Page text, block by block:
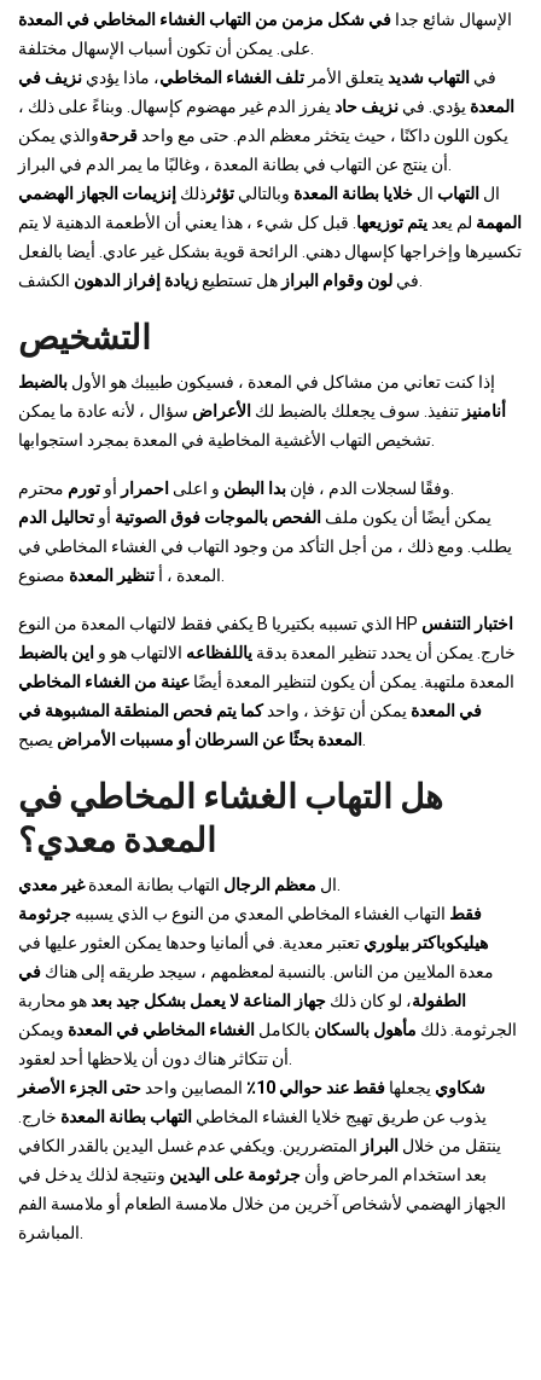
الإسهال شائع جدا في شكل مزمن من التهاب الغشاء المخاطي في المعدة
في التهاب شديد يتعلق الأمر تلف الغشاء المخاطي، ماذا يؤدي نزيف في
المعدة يؤدي. في نزيف حاد يفرز الدم غير مهضوم كإسهال. وبناءً على ذلك ،
يكون اللون داكنًا ، حيث يتخثر معظم الدم. حتى مع واحد قرحةوالذي يمكن
ال التهاب ال خلايا بطانة المعدة وبالتالي تؤثر ذلك إنزيمات الجهاز الهضمي
المهمة لم يعد يتم توزيعها . قبل كل شيء ، هذا يعني أن الأطعمة الدهنية لا يتم
تكسيرها وإخراجها كإسهال دهني. الرائحة قوية بشكل غير عادي. أيضا بالفعل
في لون وقوام البراز هل تستطيع زيادة إفراز الدهون
التشخيص
إذا كنت تعاني من مشاكل في المعدة ، فسيكون طبيبك هو الأول بالضبط
أنامنيز تنفيذ. سوف يجعلك بالضبط لك الأعراض سؤال ، لأنه عادة ما يمكن
وفقًا لسجلات الدم ، فإن بدا البطن و اعلى احمرار أو تورم
يمكن أيضًا أن يكون ملف الفحص بالموجات فوق الصوتية أو تحاليل الدم
يطلب. ومع ذلك ، من أجل التأكد من وجود التهاب في الغشاء المخاطي في
المعدة ، أ تنظير المعدة
يكفي فقط لالتهاب المعدة من النوع B الذي تسببه بكتيريا HP اختبار التنفس
خارج. يمكن أن يحدد تنظير المعدة بدقة ياللفظاعه الالتهاب هو و اين بالضبط
المعدة ملتهبة. يمكن أن يكون لتنظير المعدة أيضًا عينة من الغشاء المخاطي
في المعدة يمكن أن تؤخذ ، واحدكما يتم فحص المنطقة المشبوهة في
المعدة بحثًا عن السرطان أو مسببات الأمراض
هل التهاب الغشاء المخاطي في
المعدة معدي؟
ال معظم الرجال التهاب بطانة المعدةغير معدي
فقط التهاب الغشاء المخاطي المعدي من النوع ب الذي يسببه جرثومة
هيليكوباكتر بيلوري تعتبر معدية. في ألمانيا وحدها يمكن العثور عليها في
معدة الملايين من الناس. بالنسبة لمعظمهم ، سيجد طريقه إلى هناك في
الطفولة، لو كان ذلك جهاز المناعة لا يعمل بشكل جيد بعدهو محاربة
الجرثومة. ذلك مأهول بالسكان بالكامل الغشاء المخاطي في المعدة ويمكن
شكاوي يجعلها فقط عند حوالي 10٪ المصابين واحد حتى الجزء الأصغر
يذوب عن طريق تهيج خلايا الغشاء المخاطي التهاب بطانة المعدة خارج.
ينتقل من خلال البراز المتضررين. ويكفي عدم غسل اليدين بالقدر الكافي
بعد استخدام المرحاض وأن جرثومة على اليدين ونتيجة لذلك يدخل في
الجهاز الهضمي لأشخاص آخرين من خلال ملامسة الطعام أو ملامسة الفم